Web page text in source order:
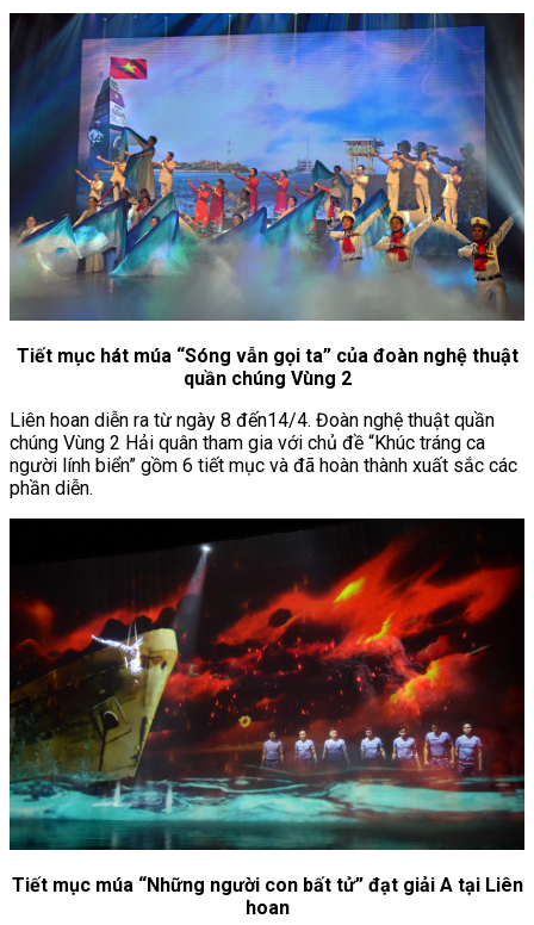
Tiết mục hát múa “Sóng vẫn gọi ta” của đoàn nghệ thuật
quần chúng Vùng 2
Liên hoan diễn ra từ ngày 8 đến14/4. Đoàn nghệ thuật quần
chúng Vùng 2 Hải quân tham gia với chủ đề “Khúc tráng ca
người lính biển” gồm 6 tiết mục và đã hoàn thành xuất sắc các
phần diễn.
Tiết mục múa “Những người con bất tử” đạt giải A tại Liên
hoan